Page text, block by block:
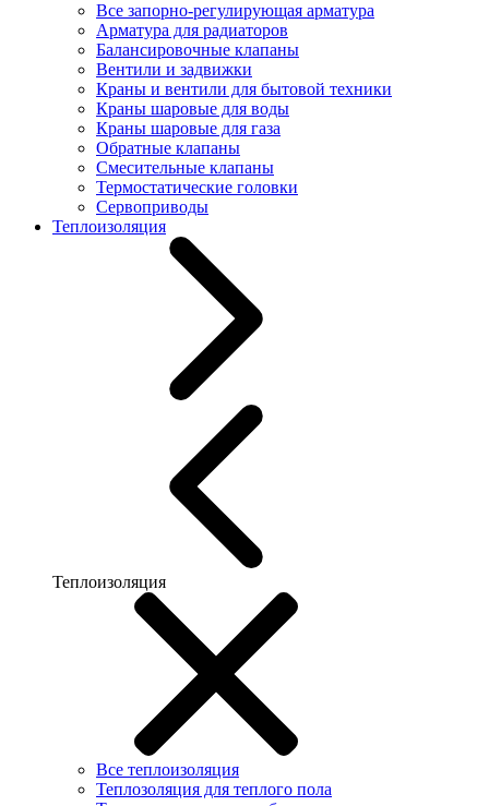
Все запорно-регулирующая арматура
Арматура для радиаторов
Балансировочные клапаны
Вентили и задвижки
Краны и вентили для бытовой техники
Краны шаровые для воды
Краны шаровые для газа
Обратные клапаны
Смесительные клапаны
Термостатические головки
Сервоприводы
Теплоизоляция
Теплоизоляция
Все теплоизоляция
Теплозоляция для теплого пола